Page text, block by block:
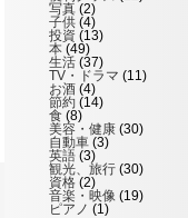
写真 (2)
子供 (4)
投資 (13)
本 (49)
生活 (37)
TV・ドラマ (11)
お酒 (4)
節約 (14)
食 (8)
美容・健康 (30)
自動車 (3)
英語 (3)
観光、旅行 (30)
資格 (2)
音楽・映像 (19)
ピアノ (1)